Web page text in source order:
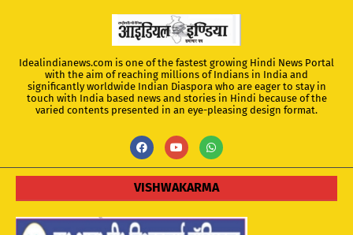
Idealindianews.com is one of the fastest growing Hindi News Portal
with the aim of reaching millions of Indians in India and
significantly worldwide Indian Diaspora who are eager to stay in
touch with India based news and stories in Hindi because of the
varied contents presented in an eye-pleasing design format.
VISHWAKARMA